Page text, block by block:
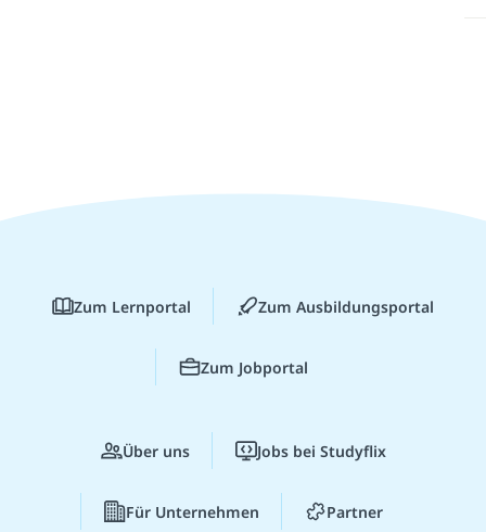
Zum Lernportal Zum Ausbildungsportal
Zum Jobportal
Über uns Jobs bei Studyflix
Für Unternehmen Partner